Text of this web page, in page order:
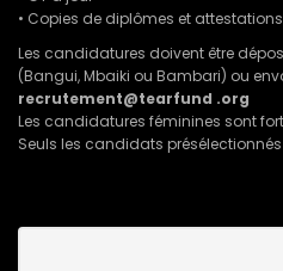
• Copies de diplômes et attestations
Les candidatures doivent être
(Bangui, Mbaiki ou Bambari) ou
recrutement@tearfund .org
Les candidatures féminines sont
Seuls les candidats